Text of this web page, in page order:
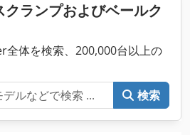
ランプおよびベールク
体を検索、200,000台以上の
検索